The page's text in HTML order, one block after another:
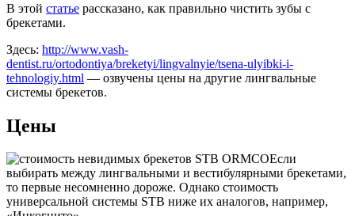
В этой статье рассказано, как правильно чистить зубы с
брекетами.
Здесь: http://www.vash-
dentist.ru/ortodontiya/breketyi/lingvalnyie/tsena-ulyibki-i-
tehnologiy.html — озвучены цены на другие лингвальные
системы брекетов.
Цены
Если
выбирать между лингвальными и вестибулярными брекетами,
то первые несомненно дороже. Однако стоимость
универсальной системы STB ниже их аналогов, например,